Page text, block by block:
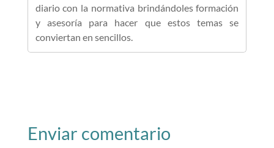
diario con la normativa brindándoles formación
y asesoría para hacer que estos temas se
conviertan en sencillos.
Enviar comentario